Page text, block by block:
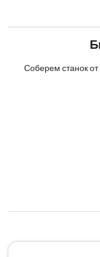
Соберем станок